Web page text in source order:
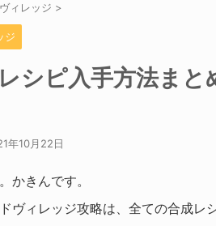
ィレッジ >
ジ
シピ入手方法ま
年10月22日
かきんです。
ヴィレッジ攻略は、全ての合成レ